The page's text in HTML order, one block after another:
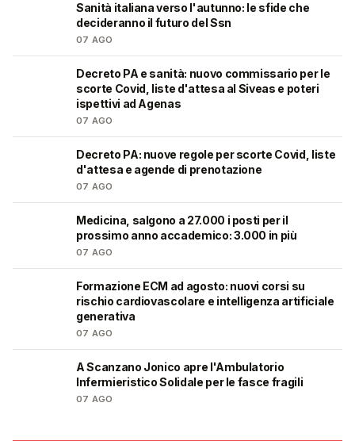
Sanità italiana verso l'autunno: le sfide che
decideranno il futuro del Ssn
07 AGO
Decreto PA e sanità: nuovo commissario per le
scorte Covid, liste d'attesa al Siveas e poteri
ispettivi ad Agenas
07 AGO
Decreto PA: nuove regole per scorte Covid, liste
d'attesa e agende di prenotazione
07 AGO
Medicina, salgono a 27.000 i posti per il
prossimo anno accademico: 3.000 in più
07 AGO
Formazione ECM ad agosto: nuovi corsi su
rischio cardiovascolare e intelligenza artificiale
generativa
07 AGO
A Scanzano Jonico apre l'Ambulatorio
Infermieristico Solidale per le fasce fragili
07 AGO